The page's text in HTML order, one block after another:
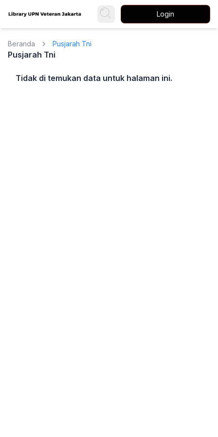
Login
Beranda Pusjarah Tni
Pusjarah Tni
Tidak di temukan data untuk halaman ini.